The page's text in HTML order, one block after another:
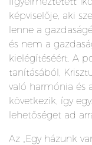
képviselője, aki
lenne a
és nem a
kielégítéséért. A
tanításából,
való harmónia és
következik, így
lehetőséget ad
Az „Egy házunk